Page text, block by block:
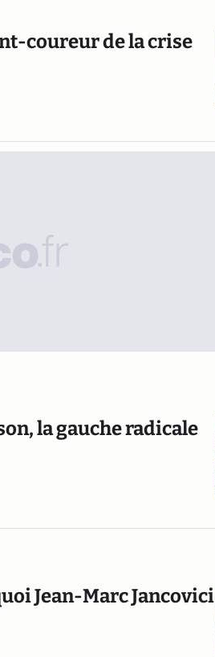
coureur de la crise
la gauche radicale
Jean-Marc Jancovici